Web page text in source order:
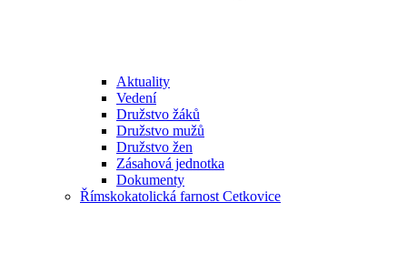
Aktuality
Vedení
Družstvo žáků
Družstvo mužů
Družstvo žen
Zásahová jednotka
Dokumenty
Římskokatolická farnost Cetkovice